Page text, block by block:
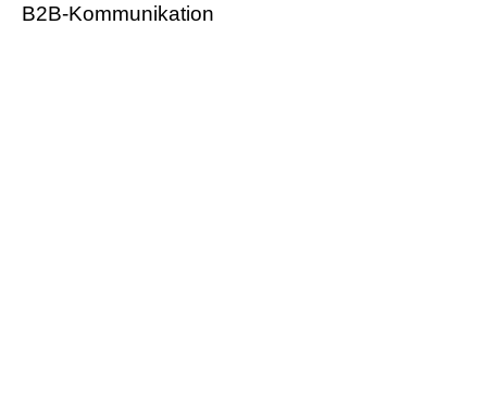
B2B-Kommunikation